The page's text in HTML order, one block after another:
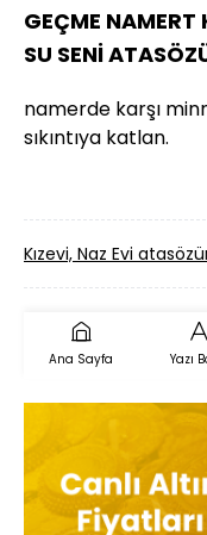
GEÇME NAMERT
SU SENİ
namerde karşı
sıkıntıya katlan.
Kızevi, Naz Evi
Ana Sayfa Yazı